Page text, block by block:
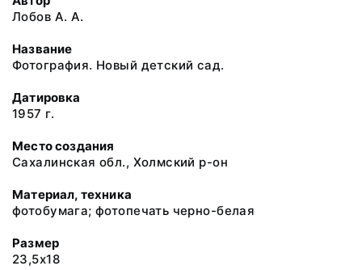
Лобов А. А.
Название
Фотография. Новый детский сад.
Датировка
1957 г.
Место создания
Сахалинская обл., Холмский р-он
Материал, техника
фотобумага; фотопечать черно-белая
Размер
23,5х18